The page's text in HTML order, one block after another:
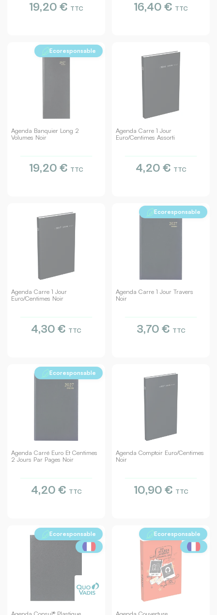
19,20 € TTC 16,40 € TTC
Agenda Banquier Long 2
Volumes Noir
Ecoresponsable
19,20 € TTC
Agenda Carre 1 Jour
Euro/centimes Assorti
4,20 € TTC
Agenda Carre 1 Jour
Euro/centimes Noir
4,30 € TTC
Agenda Carre 1 Jour Travers
Noir
Ecoresponsable
3,70 € TTC
Agenda Carré Euro Et Centimes
2 Jours Par Pages Noir
Ecoresponsable
4,20 € TTC
Agenda Comptoir Euro/centimes
Noir
10,90 € TTC
Ecoresponsable Ecoresponsable